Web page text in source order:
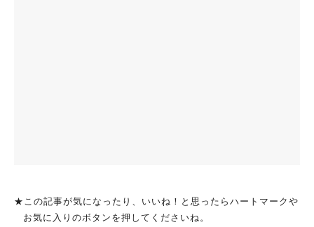
★この記事が気になったり、いいね！と思ったらハートマークや
お気に入りのボタンを押してくださいね。